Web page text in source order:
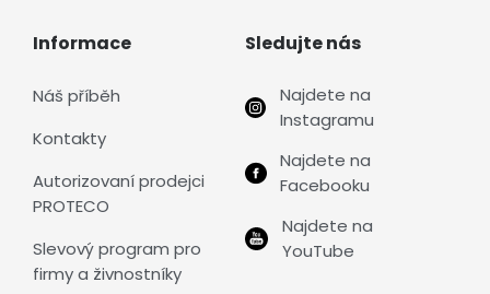
Informace
Náš příběh
Kontakty
Autorizovaní prodejci
PROTECO
Slevový program pro
firmy a živnostníky
Sledujte nás
Najdete na
Instagramu
Najdete na
Facebooku
Najdete na
YouTube